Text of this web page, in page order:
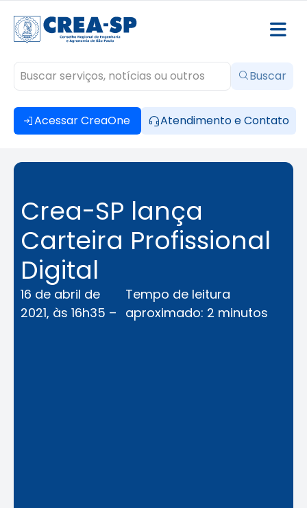
Acessar CreaOne Atendimento e Contato
Buscar
Crea-SP lança
Carteira Profissional
Digital
16 de abril de
2021, às 16h35 –
Tempo de leitura
aproximado: 2 minutos